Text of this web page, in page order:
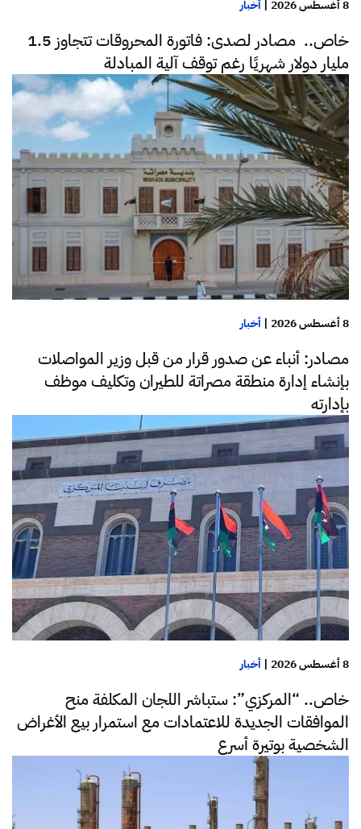
8 أغسطس 2026 أخبار
خاص.. مصادر لصدى: فاتورة المحروقات تتجاوز 1.5
مليار دولار شهريًا رغم توقف آلية المبادلة
8 أغسطس 2026 | أخبار
مصادر: أنباء عن صدور قرار من قبل وزير المواصلات
بإنشاء إدارة منطقة مصراتة للطيران وتكليف موظف
بإدارته
8 أغسطس 2026 | أخبار
خاص.. “المركزي”: ستباشر اللجان المكلفة منح
الموافقات الجديدة للاعتمادات مع استمرار بيع الأغراض
الشخصية بوتيرة أسرع